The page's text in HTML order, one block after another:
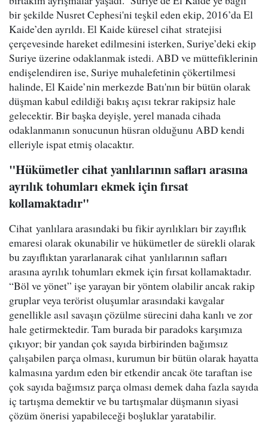
bir şekilde Nusret Cephesi'ni teşkil eden ekip, 2016’da El
Kaide’den ayrıldı. El Kaide küresel cihat stratejisi
çerçevesinde hareket edilmesini isterken, Suriye’deki ekip
Suriye üzerine odaklanmak istedi. ABD ve müttefiklerinin
endişelendiren ise, Suriye muhalefetinin çökertilmesi
halinde, El Kaide’nin merkezde Batı'nın bir bütün olarak
düşman kabul edildiği bakış açısı tekrar rakipsiz hale
gelecektir. Bir başka deyişle, yerel manada cihada
odaklanmanın sonucunun hüsran olduğunu ABD kendi
elleriyle ispat etmiş olacaktır.
"Hükümetler cihat yanlılarının safları arasına
ayrılık tohumları ekmek için fırsat
kollamaktadır"
Cihat yanlılara arasındaki bu fikir ayrılıkları bir zayıflık
emaresi olarak okunabilir ve hükümetler de sürekli olarak
bu zayıflıktan yararlanarak cihat yanlılarının safları
arasına ayrılık tohumları ekmek için fırsat kollamaktadır.
“Böl ve yönet” işe yarayan bir yöntem olabilir ancak rakip
gruplar veya terörist oluşumlar arasındaki kavgalar
genellikle asıl savaşın çözülme sürecini daha kanlı ve zor
hale getirmektedir. Tam burada bir paradoks karşımıza
çıkıyor; bir yandan çok sayıda birbirinden bağımsız
çalışabilen parça olması, kurumun bir bütün olarak hayatta
kalmasına yardım eden bir etkendir ancak öte taraftan ise
çok sayıda bağımsız parça olması demek daha fazla sayıda
iç tartışma demektir ve bu tartışmalar düşmanın siyasi
çözüm önerisi yapabileceği boşluklar yaratabilir.